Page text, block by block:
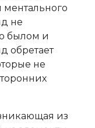
не
былом и
обретает
не
из